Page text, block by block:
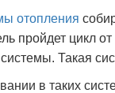
отопления
пройдет цикл от
Такая
в таких